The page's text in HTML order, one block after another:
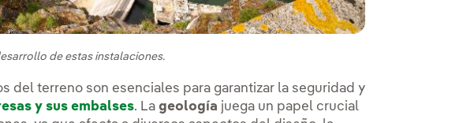
de estas instalaciones.
del terreno son esenciales para garantizar la seguridad y
y sus embalses. Lageología juega un papel crucial